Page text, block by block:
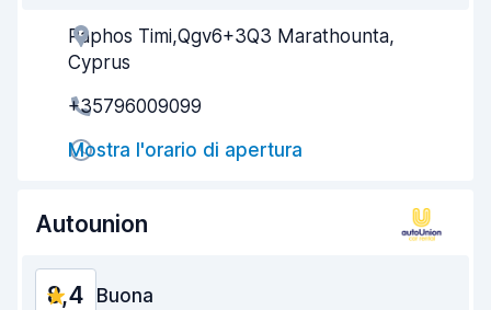
Gentilezza degli agenti
Condizioni dell'auto 8,8
Paphos Timi,Qgv6+3Q3 Marathounta,
Cyprus
+35796009099
Mostra l'orario di apertura
Autounion
8,4 Buona